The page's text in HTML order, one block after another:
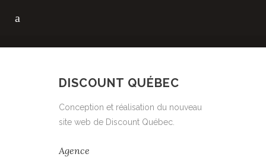
DISCOUNT QUÉBEC
Conception et réalisation du nouveau
site web de Discount Québec.
Agence